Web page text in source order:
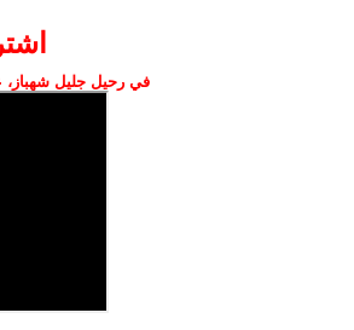
في رحيل جليل شهباز،